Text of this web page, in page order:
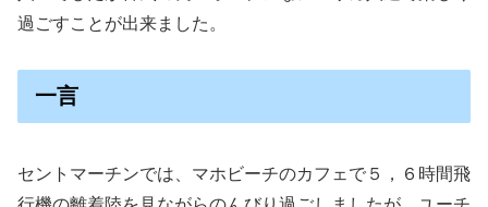
過ごすことが出来ました。
一言
セントマーチンでは、マホビーチのカフェで５，６時間飛